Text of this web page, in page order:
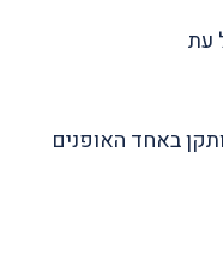
עת
באחד האופנים